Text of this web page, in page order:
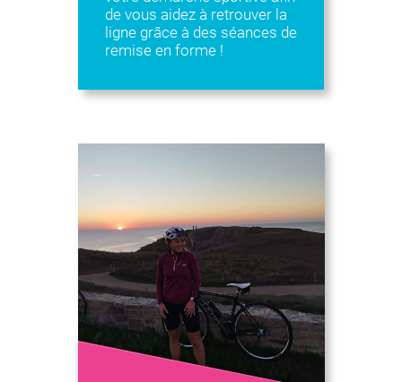
de vous aidez à retrouver la
ligne grâce à des séances de
remise en forme !